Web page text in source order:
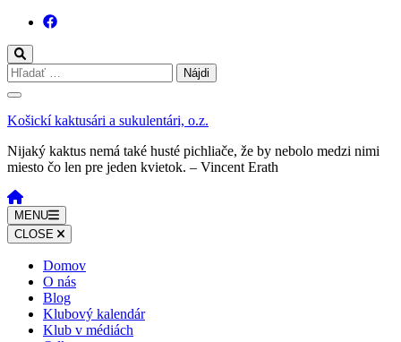
Skočiť
obsah
(stlačte
Enter)
Hľadať:
Košickí kaktusári a sukulentári, o.z.
Nijaký kaktus nemá také husté pichliače, že by nebolo medzi nimi
miesto čo len pre jeden kvietok. – Vincent Erath
MENU
CLOSE
Domov
O nás
Blog
Klubový kalendár
Klub v médiách